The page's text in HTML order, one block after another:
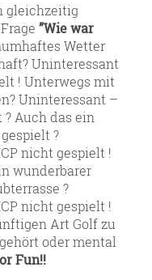
gleichzeitig
”Wie war
Wetter
Uninteressant
! Unterwegs mit
Uninteressant –
Auch das ein
?
nicht gespielt !
wunderbarer
?
nicht gespielt !
Art Golf zu
oder mental
Fun!!